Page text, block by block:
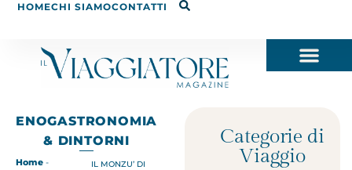
HOMECHI SIAMOCONTATTI
ENOGASTRONOMIA
& DINTORNI
Home -
IL MONZU’ DI
Categorie di
Viaggio